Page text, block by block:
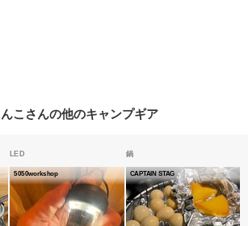
こさんの他のキャンプギア
LED
5050workshop
鍋
CAPTAIN STAG